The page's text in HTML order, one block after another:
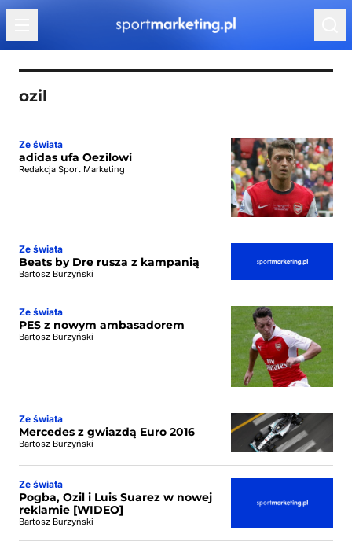
Przejdź do treści
ozil
Ze świata
adidas ufa Oezilowi
Redakcja Sport Marketing
Ze świata
Beats by Dre rusza z kampanią
Bartosz Burzyński
Ze świata
PES z nowym ambasadorem
Bartosz Burzyński
Ze świata
Mercedes z gwiazdą Euro 2016
Bartosz Burzyński
Ze świata
Pogba, Ozil i Luis Suarez w nowej
reklamie [WIDEO]
Bartosz Burzyński